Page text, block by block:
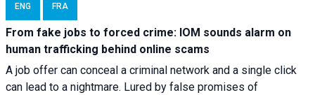
ENG FRA
From fake jobs to forced crime: IOM sounds alarm on
human trafficking behind online scams
A job offer can conceal a criminal network and a single click
can lead to a nightmare. Lured by false promises of